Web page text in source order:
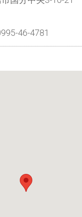
46-4781